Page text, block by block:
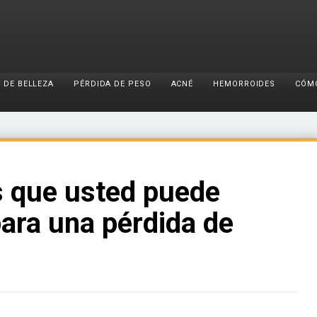
DE BELLEZA PÉRDIDA DE PESO ACNÉ HEMORROIDES
usted puede
una pérdida de